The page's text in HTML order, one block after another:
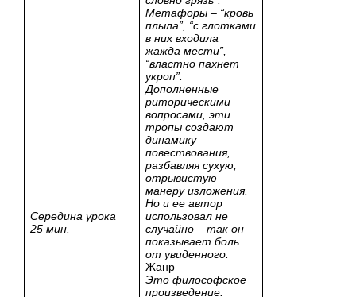
Середина урока
25 мин.
Метафоры – “кровь
плыла”, “с глотками
в них входила
жажда мести”,
“властно пахнет
укроп”.
Дополненные
риторическими
вопросами, эти
тропы создают
динамику
повествования,
разбавляя сухую,
отрывистую
манеру изложения.
Но и ее автор
использовал не
случайно – так он
показывает боль
от увиденного.
Жанр
Это философское
произведение: